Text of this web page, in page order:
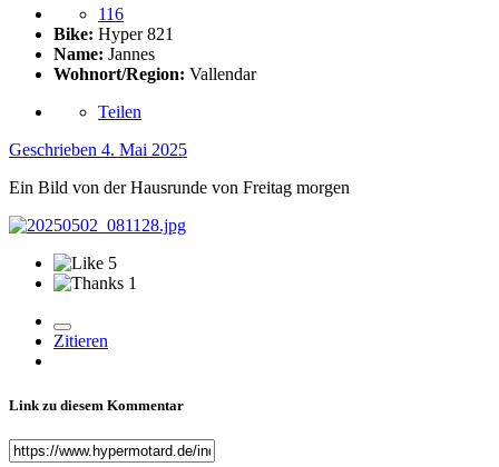
116
Bike: Hyper 821
Name: Jannes
Wohnort/Region: Vallendar
Teilen
Geschrieben 4. Mai 2025
Ein Bild von der Hausrunde von Freitag morgen
5
1
Zitieren
Link zu diesem Kommentar